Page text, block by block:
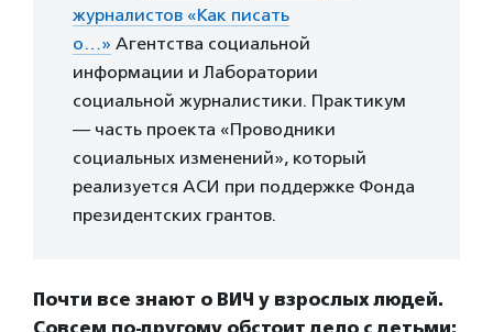
журналистов «Как писать
о…» Агентства социальной
информации и Лаборатории
социальной журналистики. Практикум
— часть проекта «Проводники
социальных изменений», который
реализуется АСИ при поддержке Фонда
президентских грантов.
Почти все знают о ВИЧ у взрослых людей.